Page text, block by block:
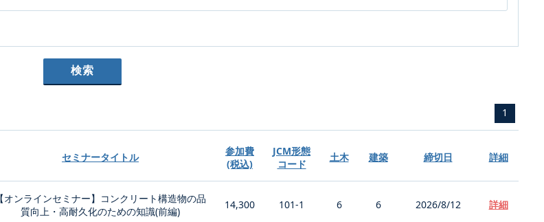
1
セミナータイトル
参加費
(税込)
JCM形態
コード
土木 建築 締切日 詳細
【オンラインセミナー】コンクリート構造物の品
質向上・高耐久化のための知識(前編)
14,300 101-1 6 6 2026/8/12 詳細